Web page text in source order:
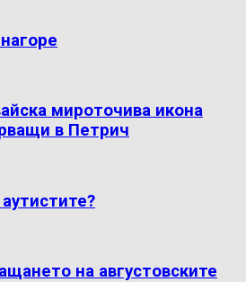
мироточива икона
в Петрич
на августовските